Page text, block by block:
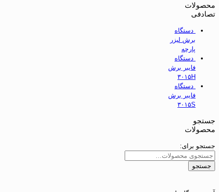
محصولات
تصادفی
دستگاه
برش لیزر
پارچه
دستگاه
فایبر برش
۳۰۱۵H
دستگاه
فایبر برش
۳۰۱۵S
جستجو
محصولات
جستجو برای:
جستجو